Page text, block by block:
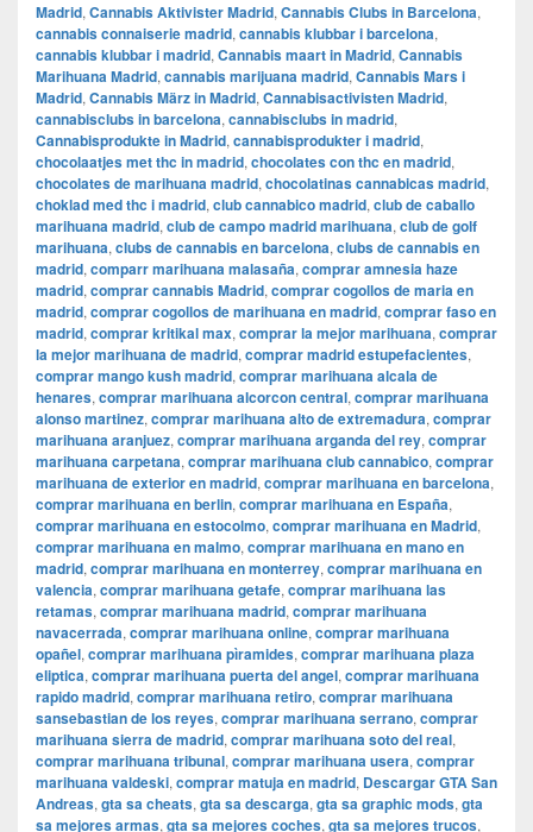
Madrid, Cannabis Aktivister Madrid, Cannabis Clubs in Barcelona,
cannabis connaiserie madrid, cannabis klubbar i barcelona,
cannabis klubbar i madrid, Cannabis maart in Madrid, Cannabis
Marihuana Madrid, cannabis marijuana madrid, Cannabis Mars i
Madrid, Cannabis März in Madrid, Cannabisactivisten Madrid,
cannabisclubs in barcelona, cannabisclubs in madrid,
Cannabisprodukte in Madrid, cannabisprodukter i madrid,
chocolaatjes met thc in madrid, chocolates con thc en madrid,
chocolates de marihuana madrid, chocolatinas cannabicas madrid,
choklad med thc i madrid, club cannabico madrid, club de caballo
marihuana madrid, club de campo madrid marihuana, club de golf
marihuana, clubs de cannabis en barcelona, clubs de cannabis en
madrid, comparr marihuana malasaña, comprar amnesia haze
madrid, comprar cannabis Madrid, comprar cogollos de maria en
madrid, comprar cogollos de marihuana en madrid, comprar faso en
madrid, comprar kritikal max, comprar la mejor marihuana, comprar
la mejor marihuana de madrid, comprar madrid estupefacientes,
comprar mango kush madrid, comprar marihuana alcala de
henares, comprar marihuana alcorcon central, comprar marihuana
alonso martinez, comprar marihuana alto de extremadura, comprar
marihuana aranjuez, comprar marihuana arganda del rey, comprar
marihuana carpetana, comprar marihuana club cannabico, comprar
marihuana de exterior en madrid, comprar marihuana en barcelona,
comprar marihuana en berlin, comprar marihuana en España,
comprar marihuana en estocolmo, comprar marihuana en Madrid,
comprar marihuana en malmo, comprar marihuana en mano en
madrid, comprar marihuana en monterrey, comprar marihuana en
valencia, comprar marihuana getafe, comprar marihuana las
retamas, comprar marihuana madrid, comprar marihuana
navacerrada, comprar marihuana online, comprar marihuana
opañel, comprar marihuana pìramides, comprar marihuana plaza
eliptica, comprar marihuana puerta del angel, comprar marihuana
rapido madrid, comprar marihuana retiro, comprar marihuana
sansebastian de los reyes, comprar marihuana serrano, comprar
marihuana sierra de madrid, comprar marihuana soto del real,
comprar marihuana tribunal, comprar marihuana usera, comprar
marihuana valdeski, comprar matuja en madrid, Descargar GTA San
Andreas, gta sa cheats, gta sa descarga, gta sa graphic mods, gta
sa mejores armas, gta sa mejores coches, gta sa mejores trucos,